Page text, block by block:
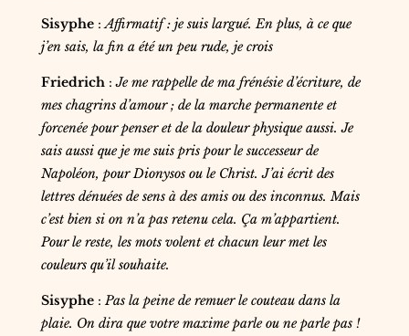
Sisyphe:Affirmatif : je suis largué. En plus, à ce que
j’en sais, la fin a été un peu rude, je crois
Friedrich :Je me rappelle de ma frénésie d’écriture, de
mes chagrins d’amour ; de la marche permanente et
forcenée pour penser et de la douleur physique aussi.Je
sais aussi que je me suis pris pour le successeur de
Napoléon, pour Dionysos ou le Christ. J’ai écrit des
lettres dénuées de sens à des amis ou des inconnus. Mais
c’est bien si on n’a pas retenu cela. Ça m’appartient.
Pour le reste, les mots volent et chacun leur met les
couleurs qu’il souhaite.
Sisyphe : Pas la peine de remuer le couteau dans la
plaie. On dira que votre maxime parle ou ne parle pas !